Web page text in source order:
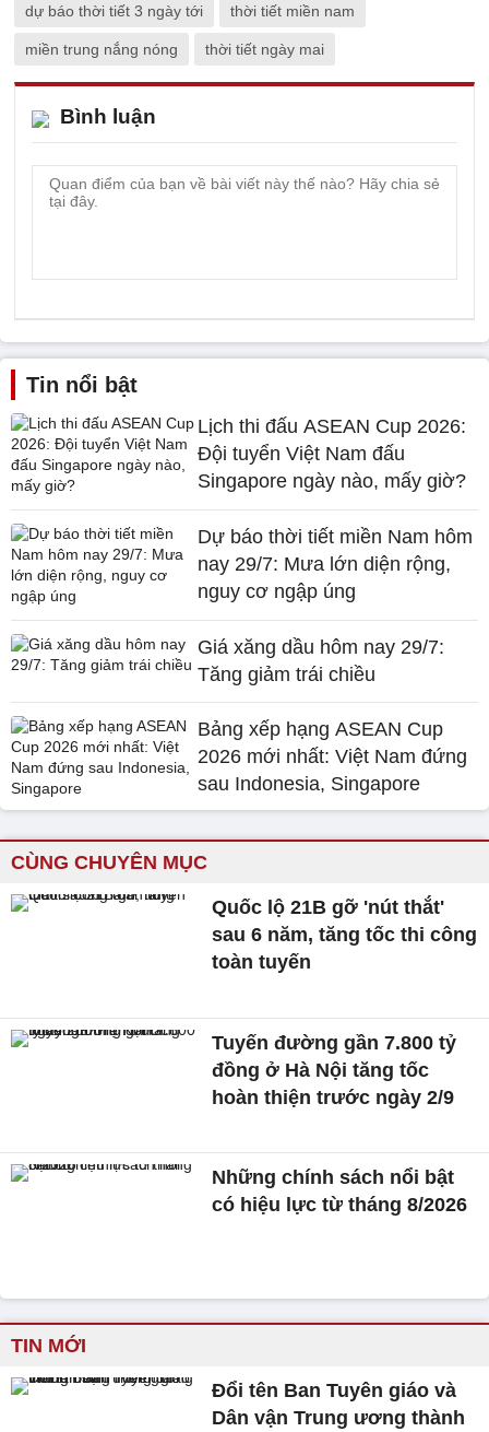
dự báo thời tiết 3 ngày tới thời tiết miền nam
miền trung nắng nóng thời tiết ngày mai
Bình luận
Tin nổi bật
Lịch thi đấu ASEAN Cup 2026:
Đội tuyển Việt Nam đấu
Singapore ngày nào, mấy giờ?
Dự báo thời tiết miền Nam hôm
nay 29/7: Mưa lớn diện rộng,
nguy cơ ngập úng
Giá xăng dầu hôm nay 29/7:
Tăng giảm trái chiều
Bảng xếp hạng ASEAN Cup
2026 mới nhất: Việt Nam đứng
sau Indonesia, Singapore
CÙNG CHUYÊN MỤC
Quốc lộ 21B gỡ 'nút thắt'
sau 6 năm, tăng tốc thi công
toàn tuyến
Tuyến đường gần 7.800 tỷ
đồng ở Hà Nội tăng tốc
hoàn thiện trước ngày 2/9
Những chính sách nổi bật
có hiệu lực từ tháng 8/2026
TIN MỚI
Đổi tên Ban Tuyên giáo và
Dân vận Trung ương thành